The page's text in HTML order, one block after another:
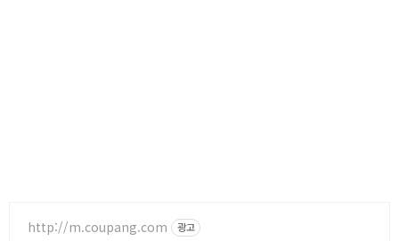
http://m.coupang.com 광고